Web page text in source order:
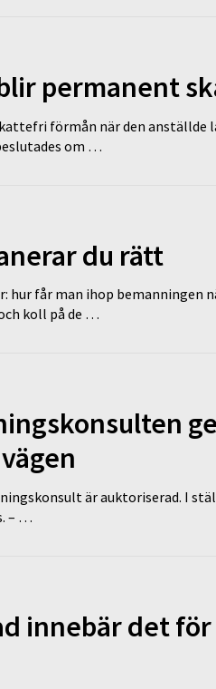
permanent
förmån när den anställde
om …
du rätt
hur får man ihop bemanningen
koll på de …
är auktoriserad. I
– …
innebär det för